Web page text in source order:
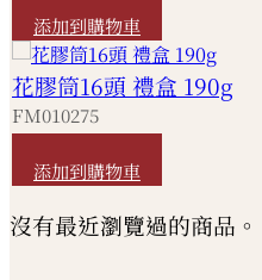
添加到購物車
花膠筒16頭 禮盒 190g
FM010275
HKD 2,640
添加到購物車
沒有最近瀏覽過的商品。